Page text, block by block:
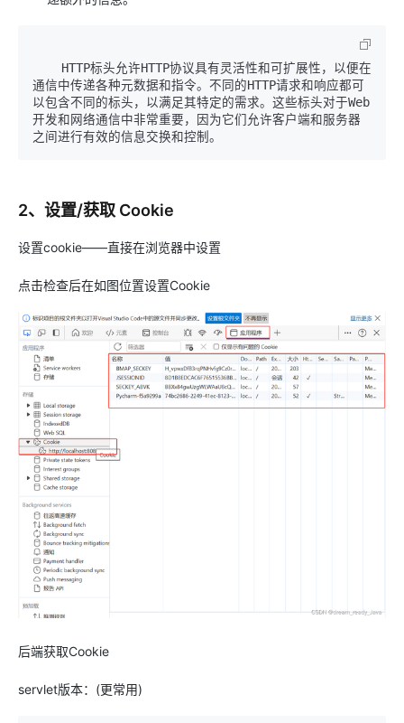
通信中传递各种元数据和指令。不同的HTTP请求和响应都可
以包含不同的标头，以满足其特定的需求。这些标头对于Web
开发和网络通信中非常重要，因为它们允许客户端和服务器
2、设置/获取 Cookie
设置cookie——直接在浏览器中设置
点击检查后在如图位置设置Cookie
后端获取Cookie
servlet版本：(更常用)